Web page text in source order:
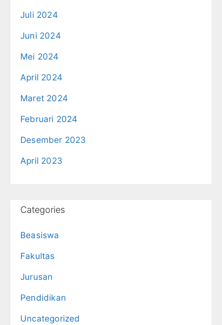
Juli 2024
Juni 2024
Mei 2024
April 2024
Maret 2024
Februari 2024
Desember 2023
April 2023
Categories
Beasiswa
Fakultas
Jurusan
Pendidikan
Uncategorized